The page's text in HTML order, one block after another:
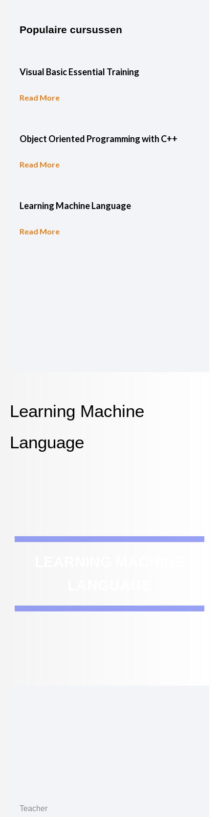
Populaire cursussen
Visual Basic Essential Training
Read More
Object Oriented Programming with C++
Read More
Learning Machine Language
Read More
Learning Machine
Language
Teacher